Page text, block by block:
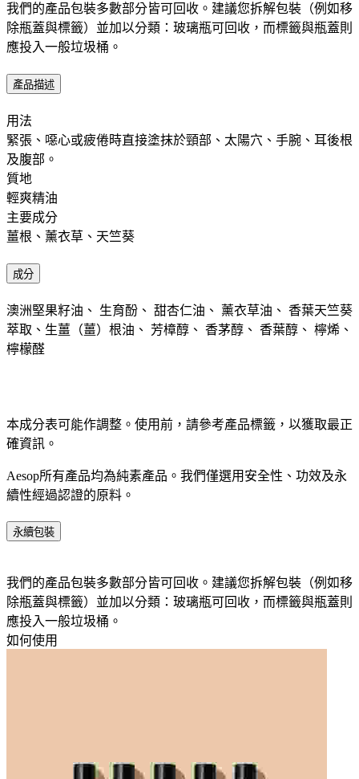
我們的產品包裝多數部分皆可回收。建議您拆解包裝（例如移
除瓶蓋與標籤）並加以分類：玻璃瓶可回收，而標籤與瓶蓋則
應投入一般垃圾桶。​
產品描述
用法 ​ ​
緊張、噁心或疲倦時直接塗抹於頸部、太陽穴、手腕、耳後根
及腹部。
質地 ​
輕爽精油
主要成分 ​
薑根、薰衣草、天竺葵
成分
澳洲堅果籽油、 生育酚、 甜杏仁油、 薰衣草油、 香葉天竺葵
萃取、生薑（薑）根油、 芳樟醇、 香茅醇、 香葉醇、 檸烯、
檸檬醛
本成分表可能作調整。使用前，請參考產品標籤，以獲取最正
確資訊。​
Aesop所有產品均為純素產品。我們僅選用安全性、功效及永
續性經過認證的原料。​
永續包裝
我們的產品包裝多數部分皆可回收。建議您拆解包裝（例如移
除瓶蓋與標籤）並加以分類：玻璃瓶可回收，而標籤與瓶蓋則
應投入一般垃圾桶。​
如何使用